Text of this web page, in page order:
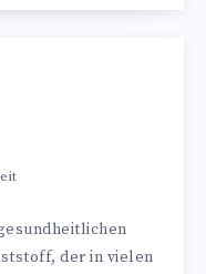
der in vielen